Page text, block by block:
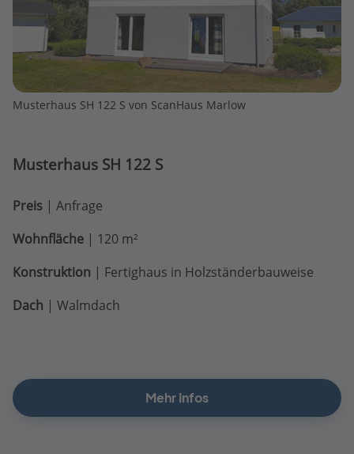
Musterhaus SH 122 S von ScanHaus Marlow
Musterhaus SH 122 S
Preis | Anfrage
Wohnfläche | 120 m²
Konstruktion | Fertighaus in Holzständerbauweise
Dach | Walmdach
Mehr Infos